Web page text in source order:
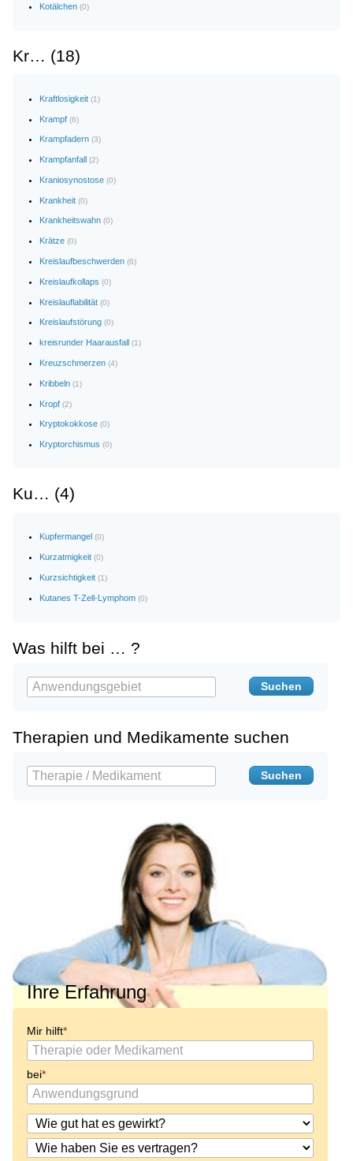
Kotälchen (0)
Kr… (18)
Kraftlosigkeit (1)
Krampf (6)
Krampfadern (3)
Krampfanfall (2)
Kraniosynostose (0)
Krankheit (0)
Krankheitswahn (0)
Krätze (0)
Kreislaufbeschwerden (6)
Kreislaufkollaps (0)
Kreislauflabilität (0)
Kreislaufstörung (0)
kreisrunder Haarausfall (1)
Kreuzschmerzen (4)
Kribbeln (1)
Kropf (2)
Kryptokokkose (0)
Kryptorchismus (0)
Ku… (4)
Kupfermangel (0)
Kurzatmigkeit (0)
Kurzsichtigkeit (1)
Kutanes T-Zell-Lymphom (0)
Was hilft bei … ?
Therapien und Medikamente suchen
Ihre Erfahrung
Mir hilft
bei